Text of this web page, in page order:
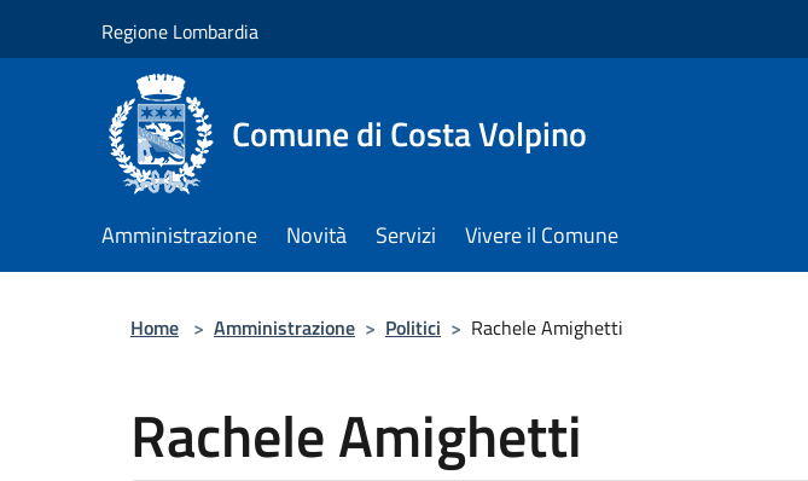
Regione Lombardia
Comune di Costa Volpino
Amministrazione Novità Servizi Vivere il Comune
Home > Amministrazione > Politici > Rachele Amighetti
Rachele Amighetti